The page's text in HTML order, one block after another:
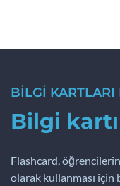
BİLGİ
Bilgi kartı
Flashcard,
olarak kullanması için